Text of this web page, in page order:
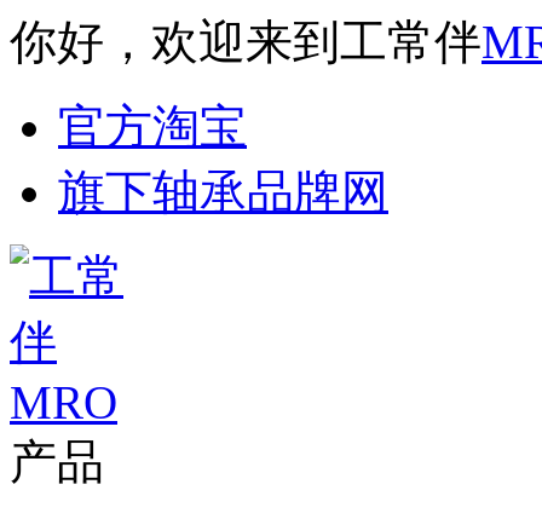
你好，欢迎来到工常伴
官方淘宝
旗下轴承品牌网
产品